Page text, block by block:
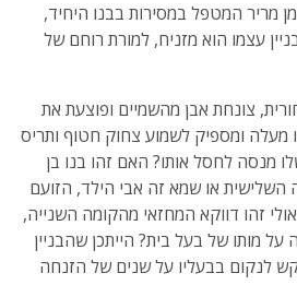
מריר המטפל במסירות בבנו היחיד,
עצמו הוא מזניח, למורת רוחם של
צונחת אבן מהשמיים ופוצעת את
מעלה ומספיק לשמוע צחוק חטוף ותריס
מנסה לחסל אותו? האם זהו בנו בן
או שמא זה אבי הילד, הזועם
זהו דווקא המחזאי מהקומה השנייה,
מותו של בעל בית? הייתכן שהבניין